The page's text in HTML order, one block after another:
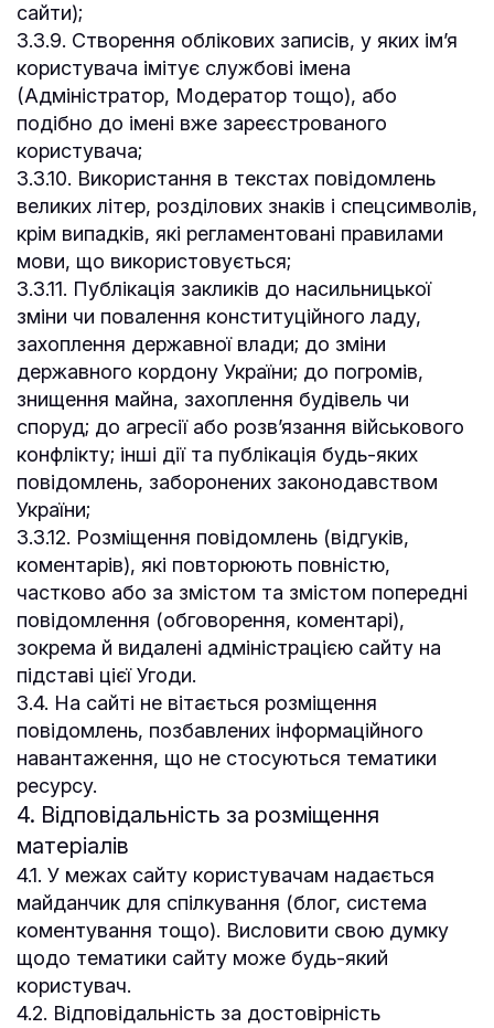
сайти);
3.3.9. Створення облікових записів, у яких ім’я
користувача імітує службові імена
(Адміністратор, Модератор тощо), або
подібно до імені вже зареєстрованого
користувача;
3.3.10. Використання в текстах повідомлень
великих літер, розділових знаків і спецсимволів,
крім випадків, які регламентовані правилами
мови, що використовується;
3.3.11. Публікація закликів до насильницької
зміни чи повалення конституційного ладу,
захоплення державної влади; до зміни
державного кордону України; до погромів,
знищення майна, захоплення будівель чи
споруд; до агресії або розв’язання військового
конфлікту; інші дії та публікація будь-яких
повідомлень, заборонених законодавством
України;
3.3.12. Розміщення повідомлень (відгуків,
коментарів), які повторюють повністю,
частково або за змістом та змістом попередні
повідомлення (обговорення, коментарі),
зокрема й видалені адміністрацією сайту на
підставі цієї Угоди.
3.4. На сайті не вітається розміщення
повідомлень, позбавлених інформаційного
навантаження, що не стосуються тематики
ресурсу.
4. Відповідальність за розміщення
матеріалів
4.1. У межах сайту користувачам надається
майданчик для спілкування (блог, система
коментування тощо). Висловити свою думку
щодо тематики сайту може будь-який
користувач.
4.2. Відповідальність за достовірність